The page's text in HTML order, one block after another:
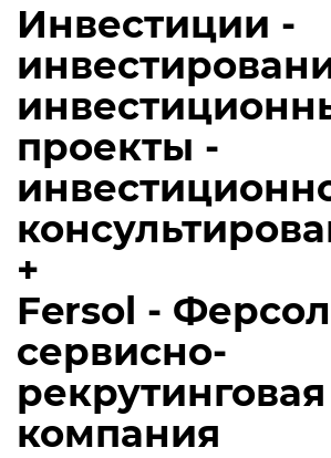
Инвестиции -
проекты -
+
Fersol -
сервисно-
рекрутинговая
компания